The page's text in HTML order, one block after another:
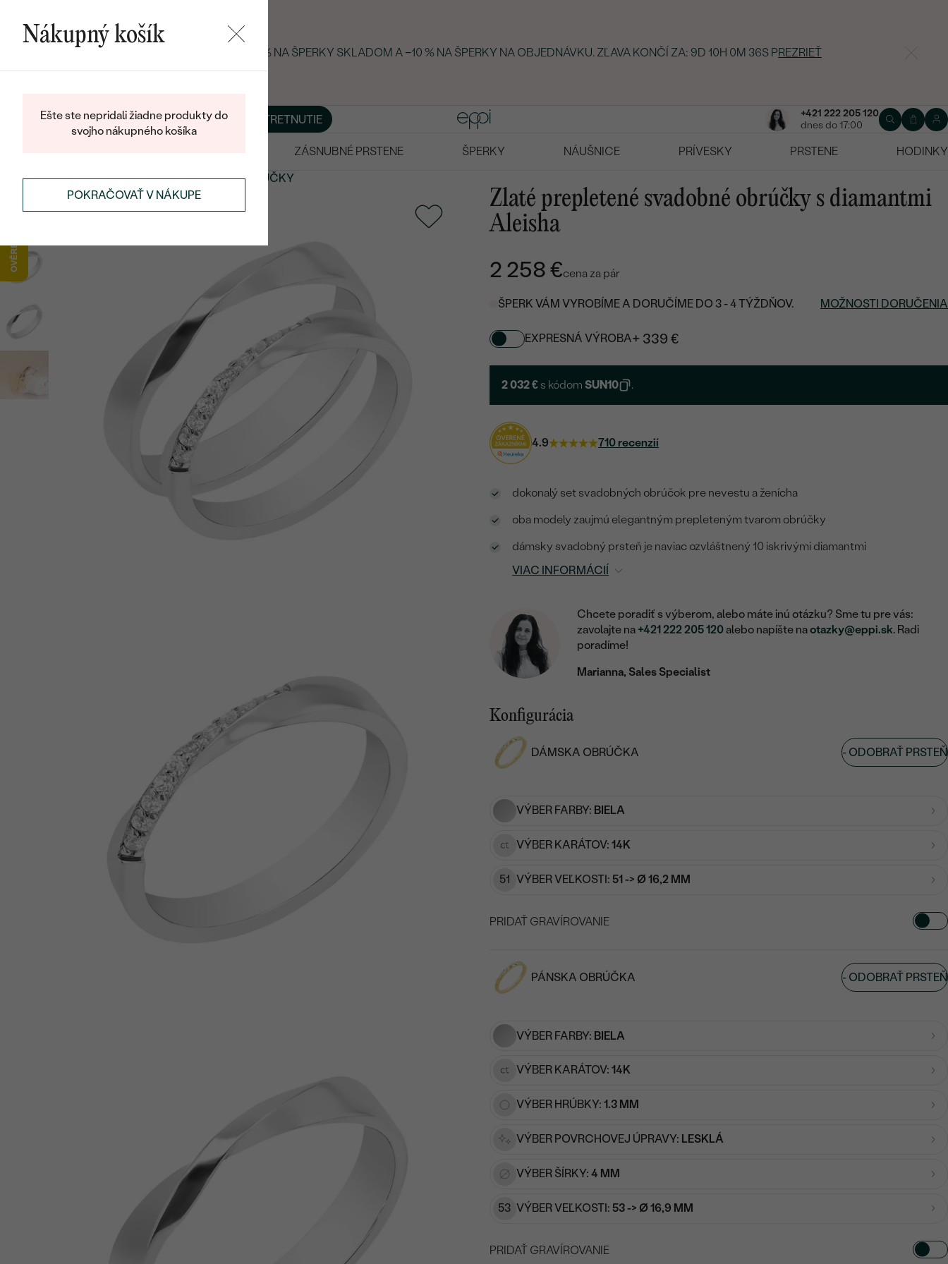
LETNÝ BLACK FRIDAY: −25 % NA ŠPERKY SKLADOM A −10 % NA ŠPERKY NA OBJEDNÁVKU. ZĽAVA KONČÍ ZA: 9D 10H 0M 35SPREZRIEŤ
BLOGŠPERKY NA MIERU DOHODNÚŤ STRETNUTIE
+421 222 205 120
dnes do 17:00
ZÁSNUBNÉ PRSTENE ŠPERKY NÁUŠNICE PRÍVESKY PRSTENE
HODINKY
SVADOBNÉ OBRÚČKYMODERNÉSVADOBNÉ OBRÚČKY
Zlaté prepletené svadobné obrúčky s diamantmi
Aleisha
2 258 €cena za pár
ŠPERK VÁM VYROBÍME A DORUČÍME DO 3 - 4 TÝŽDŇOV. MOŽNOSTI DORUČENIA
EXPRESNÁ VÝROBA+ 339 €
2 032 € s kódomSUN10 .
4.9 710 recenzií
dokonalý set svadobných obrúčok pre nevestu a ženícha
oba modely zaujmú elegantným prepleteným tvarom obrúčky
dámsky svadobný prsteň je naviac ozvláštnený 10 iskrivými diamantmi
VIAC INFORMÁCIÍ
Chcete poradiť s výberom, alebo máte inú otázku? Sme tu pre vás:
zavolajte na +421 222 205 120alebo napíšte naotazky@eppi.sk. Radi
poradíme!
Marianna, Sales Specialist
Konfigurácia
DÁMSKA OBRÚČKA -ODOBRAŤ PRSTEŇ
VÝBER FARBY: BIELA
VÝBER KARÁTOV: 14K
51 VÝBER VEĽKOSTI: 51 -> Ø 16,2 MM
PRIDAŤ GRAVÍROVANIE
Napíšte iniciály/text
PÁNSKA OBRÚČKA -ODOBRAŤ PRSTEŇ
VÝBER FARBY: BIELA
VÝBER KARÁTOV: 14K
VÝBER HRÚBKY: 1.3 MM
VÝBER POVRCHOVEJ ÚPRAVY: LESKLÁ
VÝBER ŠÍRKY: 4 MM
53 VÝBER VEĽKOSTI: 53 -> Ø 16,9 MM
PRIDAŤ GRAVÍROVANIE
Nákupný košík
Ešte ste nepridali žiadne produkty do
svojho nákupného košíka
POKRAČOVAŤ V NÁKUPE